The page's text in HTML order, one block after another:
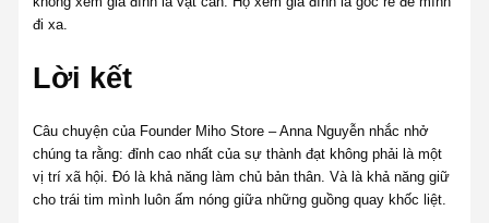
đi xa.
Lời kết
Câu chuyện của Founder Miho Store – Anna Nguyễn nhắc nhở
chúng ta rằng: đỉnh cao nhất của sự thành đạt không phải là một
vị trí xã hội. Đó là khả năng làm chủ bản thân. Và là khả năng giữ
cho trái tim mình luôn ấm nóng giữa những guồng quay khốc liệt.